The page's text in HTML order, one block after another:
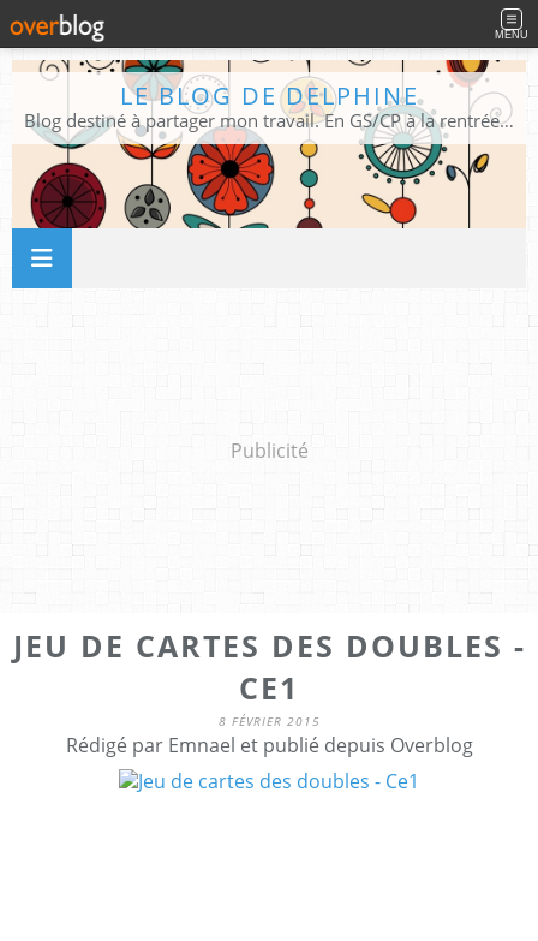
MENU
LE BLOG DE DELPHINE
Blog destiné à partager mon travail. En GS/CP à la rentrée 2026/2027 !
Publicité
JEU DE CARTES DES DOUBLES -
CE1
8 FÉVRIER 2015
Rédigé par Emnael et publié depuis Overblog